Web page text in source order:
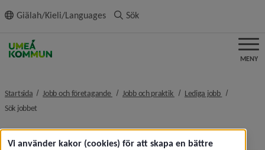
innehållet
Giälah/Kieli/Languages Sök
MENY
Startsida Jobb och företagande nivå i brödsmulenavigeringen
Jobb och praktik nivå i
Lediga jobb nivå i
Sök jobbet
Vi använder kakor (cookies) för att skapa en bättre